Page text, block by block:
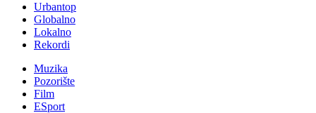
Urbantop
Globalno
Lokalno
Rekordi
Muzika
Pozorište
Film
ESport